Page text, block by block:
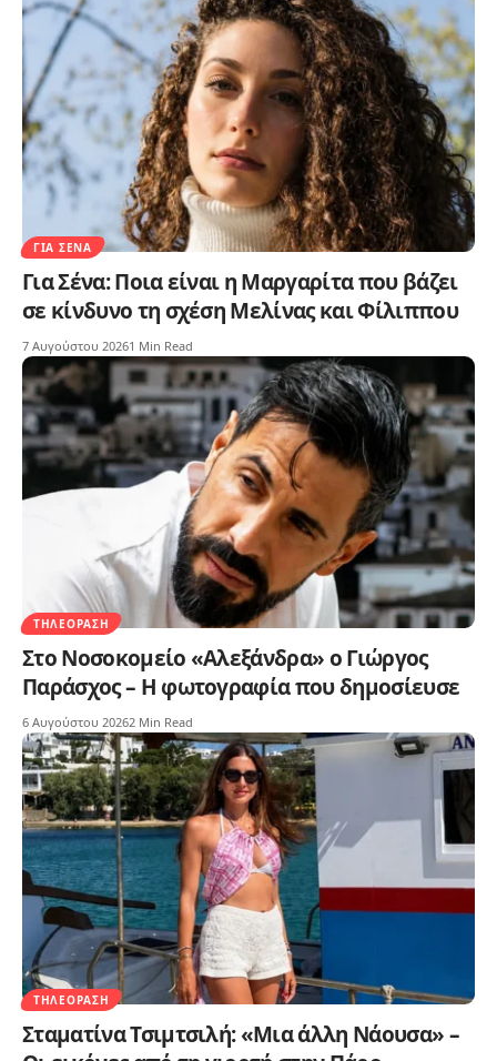
ΓΙΑ ΣΈΝΑ
Για Σένα: Ποια είναι η Μαργαρίτα που βάζει
σε κίνδυνο τη σχέση Μελίνας και Φίλιππου
7 Αυγούστου 20261 Min Read
ΤΗΛΕΌΡΑΣΗ
Στο Νοσοκομείο «Αλεξάνδρα» ο Γιώργος
Παράσχος – Η φωτογραφία που δημοσίευσε
6 Αυγούστου 20262 Min Read
ΤΗΛΕΌΡΑΣΗ
Σταματίνα Τσιμτσιλή: «Μια άλλη Νάουσα» –